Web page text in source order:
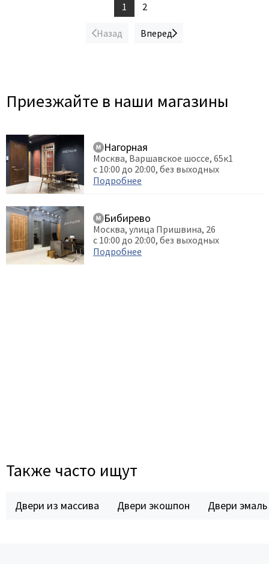
Назад
1 2
Вперед
Приезжайте в наши магазины
Нагорная
Москва, Варшавское шоссе, 65к1
с 10:00 до 20:00, без выходных
Подробнее
Бибирево
Москва, улица Пришвина, 26
с 10:00 до 20:00, без выходных
Подробнее
Также часто ищут
Двери из массива Двери экошпон Двери эмаль